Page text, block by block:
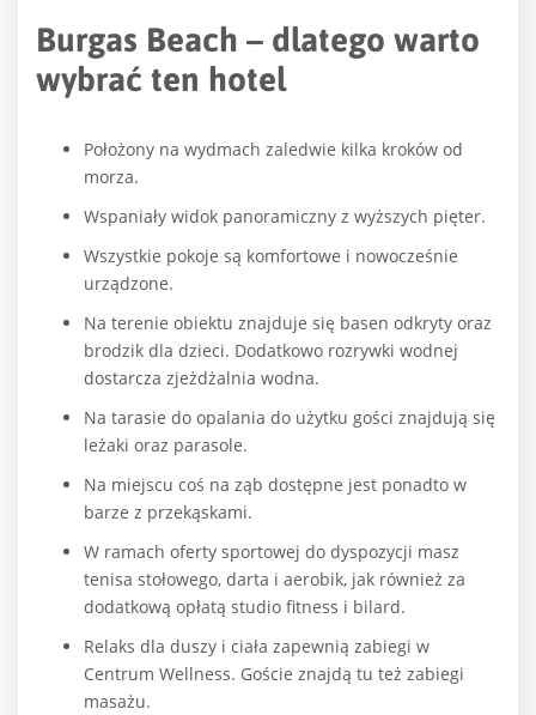
Burgas Beach – dlatego warto
wybrać ten hotel
Położony na wydmach zaledwie kilka kroków od
morza.
Wspaniały widok panoramiczny z wyższych pięter.
Wszystkie pokoje są komfortowe i nowocześnie
urządzone.
Na terenie obiektu znajduje się basen odkryty oraz
brodzik dla dzieci. Dodatkowo rozrywki wodnej
dostarcza zjeżdżalnia wodna.
Na tarasie do opalania do użytku gości znajdują się
leżaki oraz parasole.
Na miejscu coś na ząb dostępne jest ponadto w
barze z przekąskami.
W ramach oferty sportowej do dyspozycji masz
tenisa stołowego, darta i aerobik, jak również za
dodatkową opłatą studio fitness i bilard.
Relaks dla duszy i ciała zapewnią zabiegi w
Centrum Wellness. Goście znajdą tu też zabiegi
masażu.